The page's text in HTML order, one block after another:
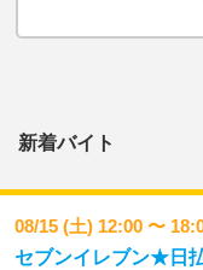
新着バイト
08/15 (土) 12:00 〜
セブンイレブン★日